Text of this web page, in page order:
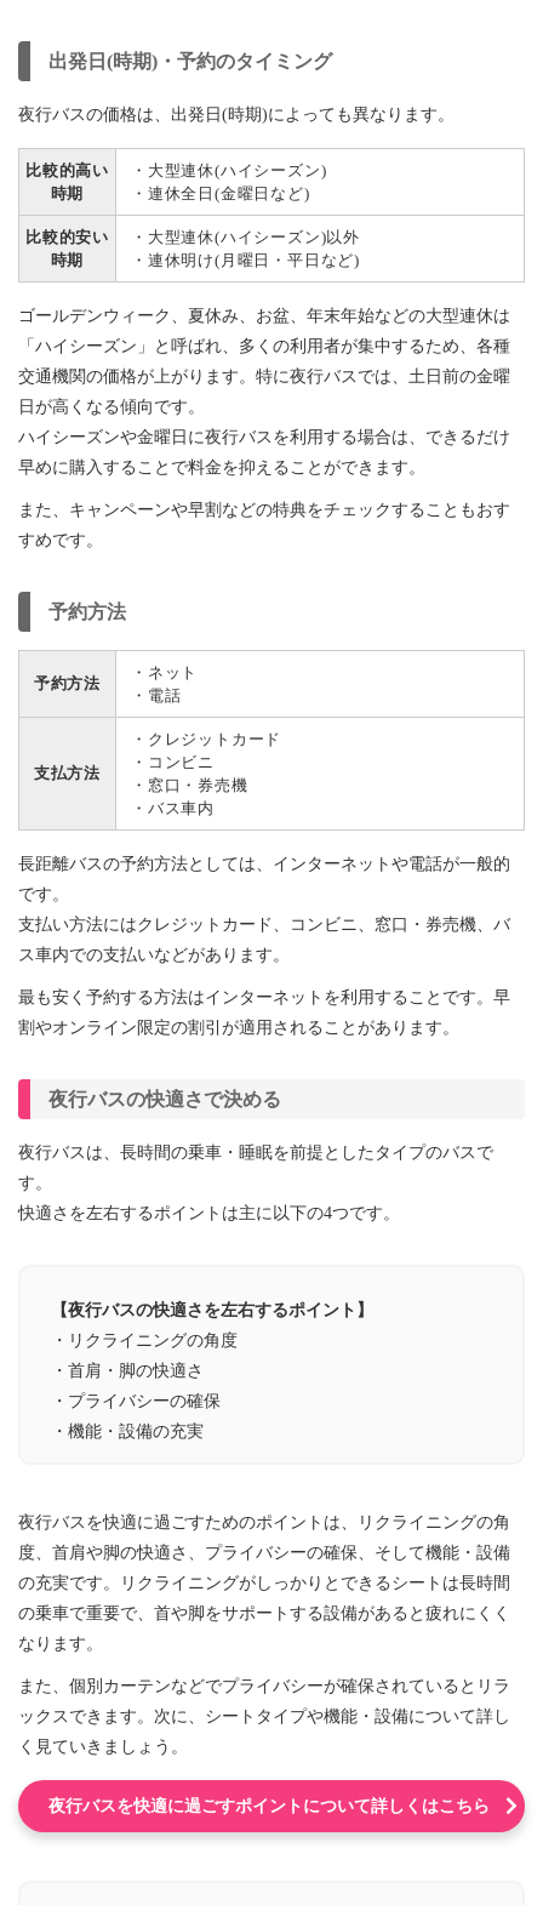
出発日(時期)・予約のタイミング
夜行バスの価格は、出発日(時期)によっても異なります。
比較的高い
時期
・大型連休(ハイシーズン)
・連休全日(金曜日など)
比較的安い
時期
・大型連休(ハイシーズン)以外
・連休明け(月曜日・平日など)
ゴールデンウィーク、夏休み、お盆、年末年始などの大型連休は
「ハイシーズン」と呼ばれ、多くの利用者が集中するため、各種
交通機関の価格が上がります。特に夜行バスでは、土日前の金曜
日が高くなる傾向です。
ハイシーズンや金曜日に夜行バスを利用する場合は、できるだけ
早めに購入することで料金を抑えることができます。
また、キャンペーンや早割などの特典をチェックすることもおす
すめです。
予約方法
予約方法
・ネット
・電話
支払方法
・クレジットカード
・コンビニ
・窓口・券売機
・バス車内
長距離バスの予約方法としては、インターネットや電話が一般的
です。
支払い方法にはクレジットカード、コンビニ、窓口・券売機、バ
ス車内での支払いなどがあります。
最も安く予約する方法はインターネットを利用することです。早
割やオンライン限定の割引が適用されることがあります。
夜行バスの快適さで決める
夜行バスは、長時間の乗車・睡眠を前提としたタイプのバスで
す。
快適さを左右するポイントは主に以下の4つです。
【夜行バスの快適さを左右するポイント】
・リクライニングの角度
・首肩・脚の快適さ
・プライバシーの確保
・機能・設備の充実
夜行バスを快適に過ごすためのポイントは、リクライニングの角
度、首肩や脚の快適さ、プライバシーの確保、そして機能・設備
の充実です。リクライニングがしっかりとできるシートは長時間
の乗車で重要で、首や脚をサポートする設備があると疲れにくく
なります。
また、個別カーテンなどでプライバシーが確保されているとリラ
ックスできます。次に、シートタイプや機能・設備について詳し
く見ていきましょう。
夜行バスを快適に過ごすポイントについて詳しくはこちら